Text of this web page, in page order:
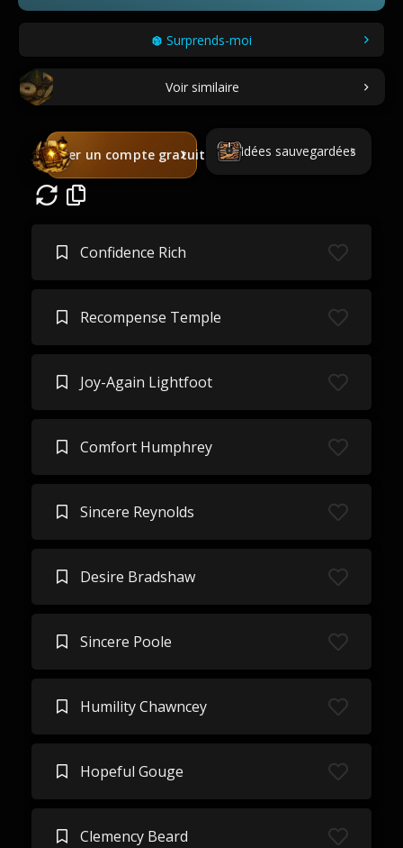
Surprends-moi
Voir similaire
Créer un compte gratuit Idées sauvegardées
Confidence Rich
Recompense Temple
Joy-Again Lightfoot
Comfort Humphrey
Sincere Reynolds
Desire Bradshaw
Sincere Poole
Humility Chawncey
Hopeful Gouge
Clemency Beard